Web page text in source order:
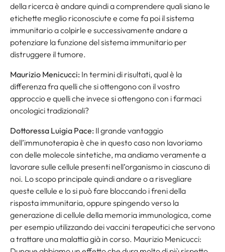
della ricerca è andare quindi a comprendere quali siano le
etichette meglio riconosciute e come fa poi il sistema
immunitario a colpirle e successivamente andare a
potenziare la funzione del sistema immunitario per
distruggere il tumore.
Maurizio Menicucci: In termini di risultati, qual è la
differenza fra quelli che si ottengono con il vostro
approccio e quelli che invece si ottengono con i farmaci
oncologici tradizionali?
Dottoressa Luigia Pace: Il grande vantaggio
dell’immunoterapia è che in questo caso non lavoriamo
con delle molecole sintetiche, ma andiamo veramente a
lavorare sulle cellule presenti nell’organismo in ciascuno di
noi. Lo scopo principale quindi andare o a risvegliare
queste cellule e lo si può fare bloccando i freni della
risposta immunitaria, oppure spingendo verso la
generazione di cellule della memoria immunologica, come
per esempio utilizzando dei vaccini terapeutici che servono
a trattare una malattia già in corso. Maurizio Menicucci: